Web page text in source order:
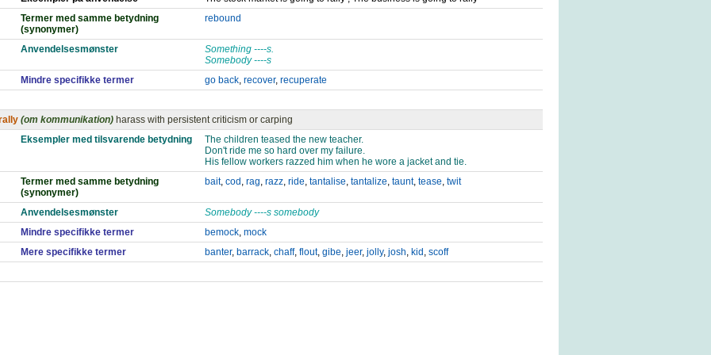
Termer med samme betydning
(synonymer)
rebound
Anvendelsesmønster
Something ----s.
Somebody ----s
Mindre specifikke termer
go back, recover, recuperate
(om kommunikation) harass with persistent criticism or carping
Eksempler med tilsvarende betydning
The children teased the new teacher.
Don't ride me so hard over my failure.
His fellow workers razzed him when he wore a jacket and tie.
Termer med samme betydning
(synonymer)
bait, cod , rag, razz, ride, tantalise, tantalize, taunt, tease, twit
Anvendelsesmønster
Somebody ----s somebody
Mindre specifikke termer
bemock, mock
Mere specifikke termer
banter, barrack, chaff, flout, gibe, jeer, jolly, josh, kid , scoff